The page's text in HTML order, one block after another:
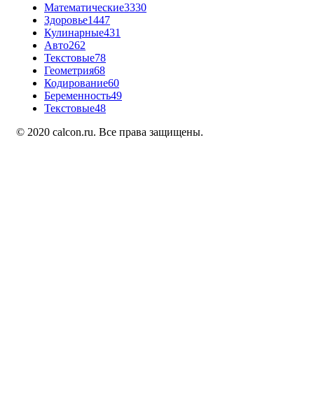
Математические3330
Здоровье1447
Кулинарные431
Авто262
Текстовые78
Геометрия68
Кодирование60
Беременность49
Текстовые48
© 2020 calcon.ru. Все права защищены.